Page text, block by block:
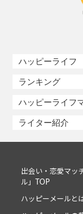
ハッピーライフ
ランキング
ハッピーライフ
ライター紹介
出会い・恋愛マッ
ル」TOP
ハッピーメールと